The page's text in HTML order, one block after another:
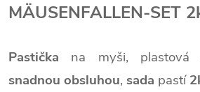
MÄUSENFALLEN-SET
Pastička na myši,
snadnou obsluhou, sada pastí